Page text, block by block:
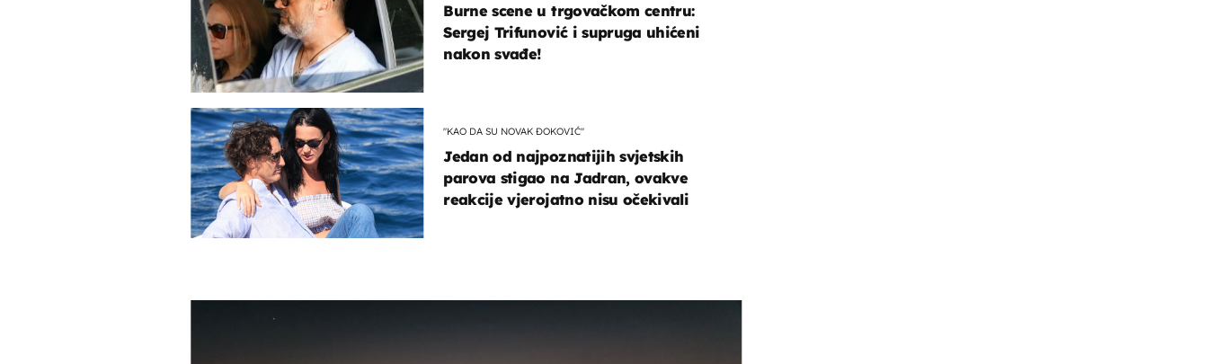
Burne scene u trgovačkom centru:
Sergej Trifunović i supruga uhićeni
nakon svađe!
"KAO DA SU NOVAK ĐOKOVIĆ"
Jedan od najpoznatijih svjetskih
parova stigao na Jadran, ovakve
reakcije vjerojatno nisu očekivali